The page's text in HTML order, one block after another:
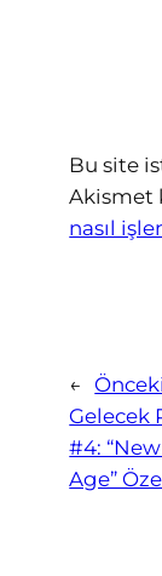
Bu site
Akismet
nasıl
←
Gelecek
#4:
Age”